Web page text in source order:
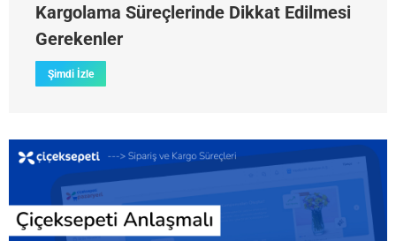
Kargolama Süreçlerinde Dikkat Edilmesi
Gerekenler
Şimdi İzle